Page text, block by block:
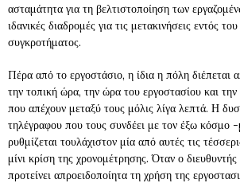
ασταμάτητα για τη βελτιστοποίηση των
ιδανικές διαδρομές για τις μετακινήσεις εντός
συγκροτήματος.
Πέρα από το εργοστάσιο, η ίδια η πόλη διέπεται
την τοπική ώρα, την ώρα του εργοστασίου και
που απέχουν μεταξύ τους μόλις λίγα λεπτά. Η
τηλέγραφου που τους συνδέει με τον έξω κόσμο
ρυθμίζεται τουλάχιστον μία από αυτές τις
μίνι κρίση της χρονομέτρησης. Όταν ο
προτείνει απροειδοποίητα τη χρήση της